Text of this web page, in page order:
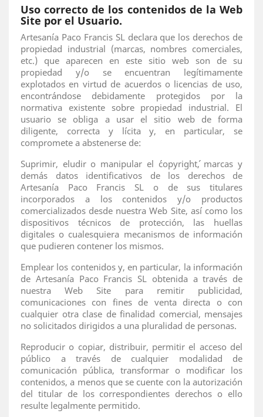
Uso correcto de los contenidos de la Web
Site por el Usuario.
Artesanía Paco Francis SL declara que los derechos de
propiedad industrial (marcas, nombres comerciales,
etc.) que aparecen en este sitio web son de su
propiedad y/o se encuentran legítimamente
explotados en virtud de acuerdos o licencias de uso,
encontrándose debidamente protegidos por la
normativa existente sobre propiedad industrial. El
usuario se obliga a usar el sitio web de forma
diligente, correcta y lícita y, en particular, se
compromete a abstenerse de:
Suprimir, eludir o manipular el ´copyright´, marcas y
demás datos identificativos de los derechos de
Artesanía Paco Francis SL o de sus titulares
incorporados a los contenidos y/o productos
comercializados desde nuestra Web Site, así como los
dispositivos técnicos de protección, las huellas
digitales o cualesquiera mecanismos de información
que pudieren contener los mismos.
Emplear los contenidos y, en particular, la información
de Artesanía Paco Francis SL obtenida a través de
nuestra Web Site para remitir publicidad,
comunicaciones con fines de venta directa o con
cualquier otra clase de finalidad comercial, mensajes
no solicitados dirigidos a una pluralidad de personas.
Reproducir o copiar, distribuir, permitir el acceso del
público a través de cualquier modalidad de
comunicación pública, transformar o modificar los
contenidos, a menos que se cuente con la autorización
del titular de los correspondientes derechos o ello
resulte legalmente permitido.